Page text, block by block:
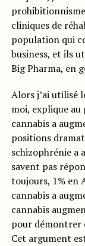
cliniques de
population qui
business, et ils
Big Pharma, en
Alors j’ai utilisé
moi, explique
cannabis a
positions
schizophrénie a
savent pas
toujours, 1% en
cannabis a
cannabis
pour démontrer
Cet argument